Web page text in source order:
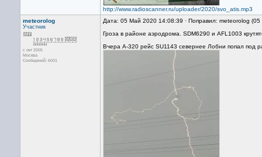
http://www.radioscanner.ru/uploader/2020/svo_atis.mp3
meteorolog
Участник
с окт 2005
Москва
Сообщений: 6001
Дата: 05 Май 2020 14:08:39 · Поправил: meteorolog
Гроза в районе аэродрома. SDM6290 и AFL1003
Вчера А-320 рейс SU1143 севернее Лобни попал под